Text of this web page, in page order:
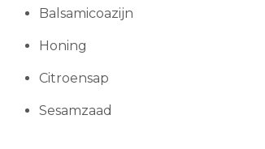
Balsamicoazijn
Honing
Citroensap
Sesamzaad